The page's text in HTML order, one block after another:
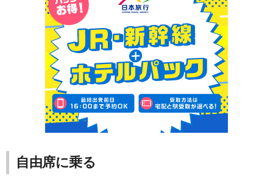
自由席に乗る